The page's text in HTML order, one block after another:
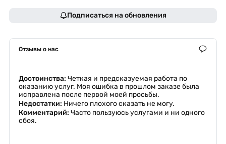
Подписаться на обновления
Отзывы о нас
Достоинства: Четкая и предсказуемая работа по
оказанию услуг. Моя ошибка в прошлом заказе была
исправлена после первой моей просьбы.
Недостатки: Ничего плохого сказать не могу.
Комментарий: Часто пользуюсь услугами и ни одного
сбоя.